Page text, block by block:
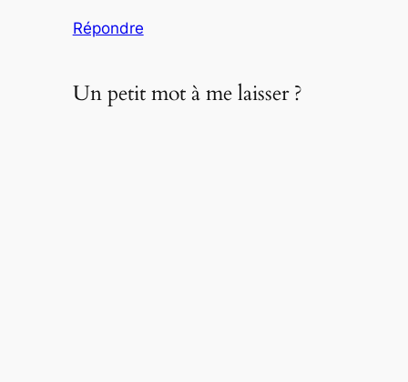
Répondre
Un petit mot à me laisser ?